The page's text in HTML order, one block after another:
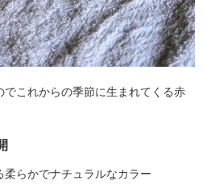
これからの季節に生まれてくる赤
らかでナチュラルなカラー